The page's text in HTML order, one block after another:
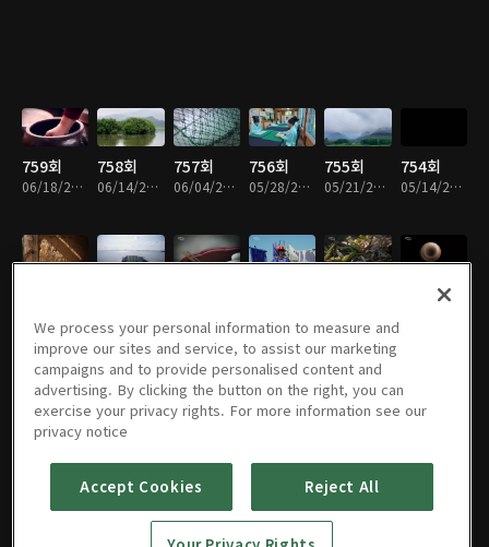
759회
06/18/2026 • 49분
758회
06/14/2026 • 49분
757회
06/04/2026 • 49분
756회
05/28/2026 • 49분
755회
05/21/2026 • 49분
754회
05/14/2026 • 49분
748회
747회
03/26/2026 • 49분
746회 745회 744회 743회 742회
We process your personal information to measure and
improve our sites and service, to assist our marketing
campaigns and to provide personalised content and
advertising. By clicking the button on the right, you can
exercise your privacy rights. For more information see our
privacy notice
Accept Cookies Reject All